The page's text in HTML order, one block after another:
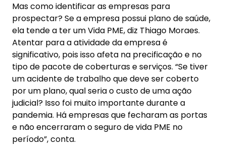
Mas como identificar as empresas para
prospectar? Se a empresa possui plano de saúde,
ela tende a ter um Vida PME, diz Thiago Moraes.
Atentar para a atividade da empresa é
significativo, pois isso afeta na precificação e no
tipo de pacote de coberturas e serviços. “Se tiver
um acidente de trabalho que deve ser coberto
por um plano, qual seria o custo de uma ação
judicial? Isso foi muito importante durante a
pandemia. Há empresas que fecharam as portas
e não encerraram o seguro de vida PME no
período”, conta.